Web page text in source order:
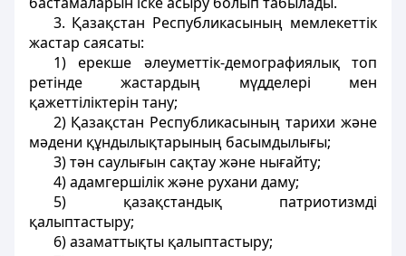
3. Қазақстан Республикасының мемлекеттік
жастар саясаты:
1) ерекше әлеуметтiк-демографиялық топ
ретiнде жастардың мүдделері мен
қажеттілiктерiн тану;
2) Қазақстан Республикасының тарихи және
мәдени құндылықтарының басымдылығы;
3) тән саулығын сақтау және нығайту;
4) адамгершілік және рухани даму;
5) қазақстандық патриотизмді
қалыптастыру;
6) азаматтықты қалыптастыру;